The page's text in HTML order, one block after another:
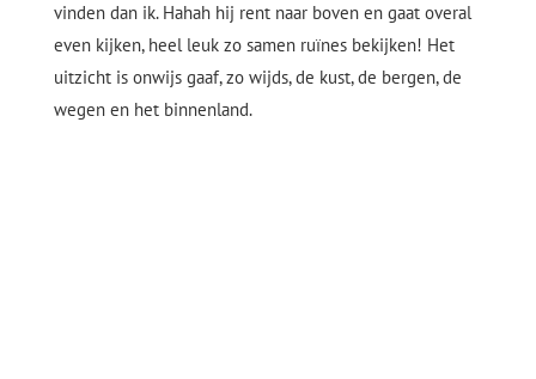
vinden dan ik. Hahah hij rent naar boven en gaat overal
even kijken, heel leuk zo samen ruïnes bekijken! Het
uitzicht is onwijs gaaf, zo wijds, de kust, de bergen, de
wegen en het binnenland.